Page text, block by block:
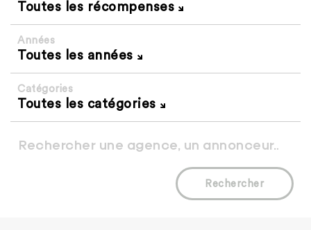
Toutes les récompenses
Années
Toutes les années
Catégories
Toutes les catégories
Rechercher